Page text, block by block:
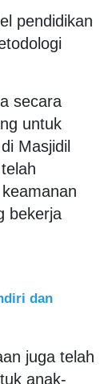
pendidikan
secara
untuk
Masjidil
telah
bekerja
dan
juga telah
anak-